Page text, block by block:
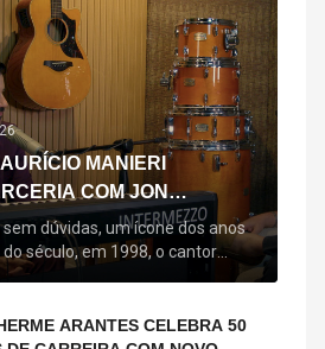
MANIERI
COM JON
DE "BEM QUERER" E
dúvidas, um ícone dos anos
século, em 1998, o cantor
com o seu primeiro disco, "A
quase trinta anos mais tarde:
ARANTES CELEBRA 50